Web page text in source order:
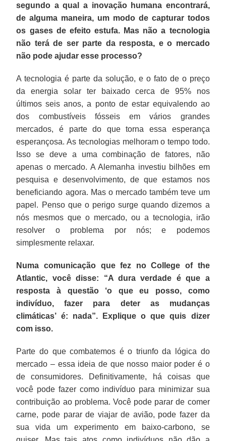
segundo a qual a inovação humana encontrará,
de alguma maneira, um modo de capturar todos
os gases de efeito estufa. Mas não a tecnologia
não terá de ser parte da resposta, e o mercado
não pode ajudar esse processo?
A tecnologia é parte da solução, e o fato de o preço
da energia solar ter baixado cerca de 95% nos
últimos seis anos, a ponto de estar equivalendo ao
dos combustíveis fósseis em vários grandes
mercados, é parte do que torna essa esperança
esperançosa. As tecnologias melhoram o tempo todo.
Isso se deve a uma combinação de fatores, não
apenas o mercado. A Alemanha investiu bilhões em
pesquisa e desenvolvimento, de que estamos nos
beneficiando agora. Mas o mercado também teve um
papel. Penso que o perigo surge quando dizemos a
nós mesmos que o mercado, ou a tecnologia, irão
resolver o problema por nós; e podemos
simplesmente relaxar.
Numa comunicação que fez no College of the
Atlantic, você disse: “A dura verdade é que a
resposta à questão ‘o que eu posso, como
indivíduo, fazer para deter as mudanças
climáticas’ é: nada”. Explique o que quis dizer
com isso.
Parte do que combatemos é o triunfo da lógica do
mercado – essa ideia de que nosso maior poder é o
de consumidores. Definitivamente, há coisas que
você pode fazer como indivíduo para minimizar sua
contribuição ao problema. Você pode parar de comer
carne, pode parar de viajar de avião, pode fazer da
sua vida um experimento em baixo-carbono, se